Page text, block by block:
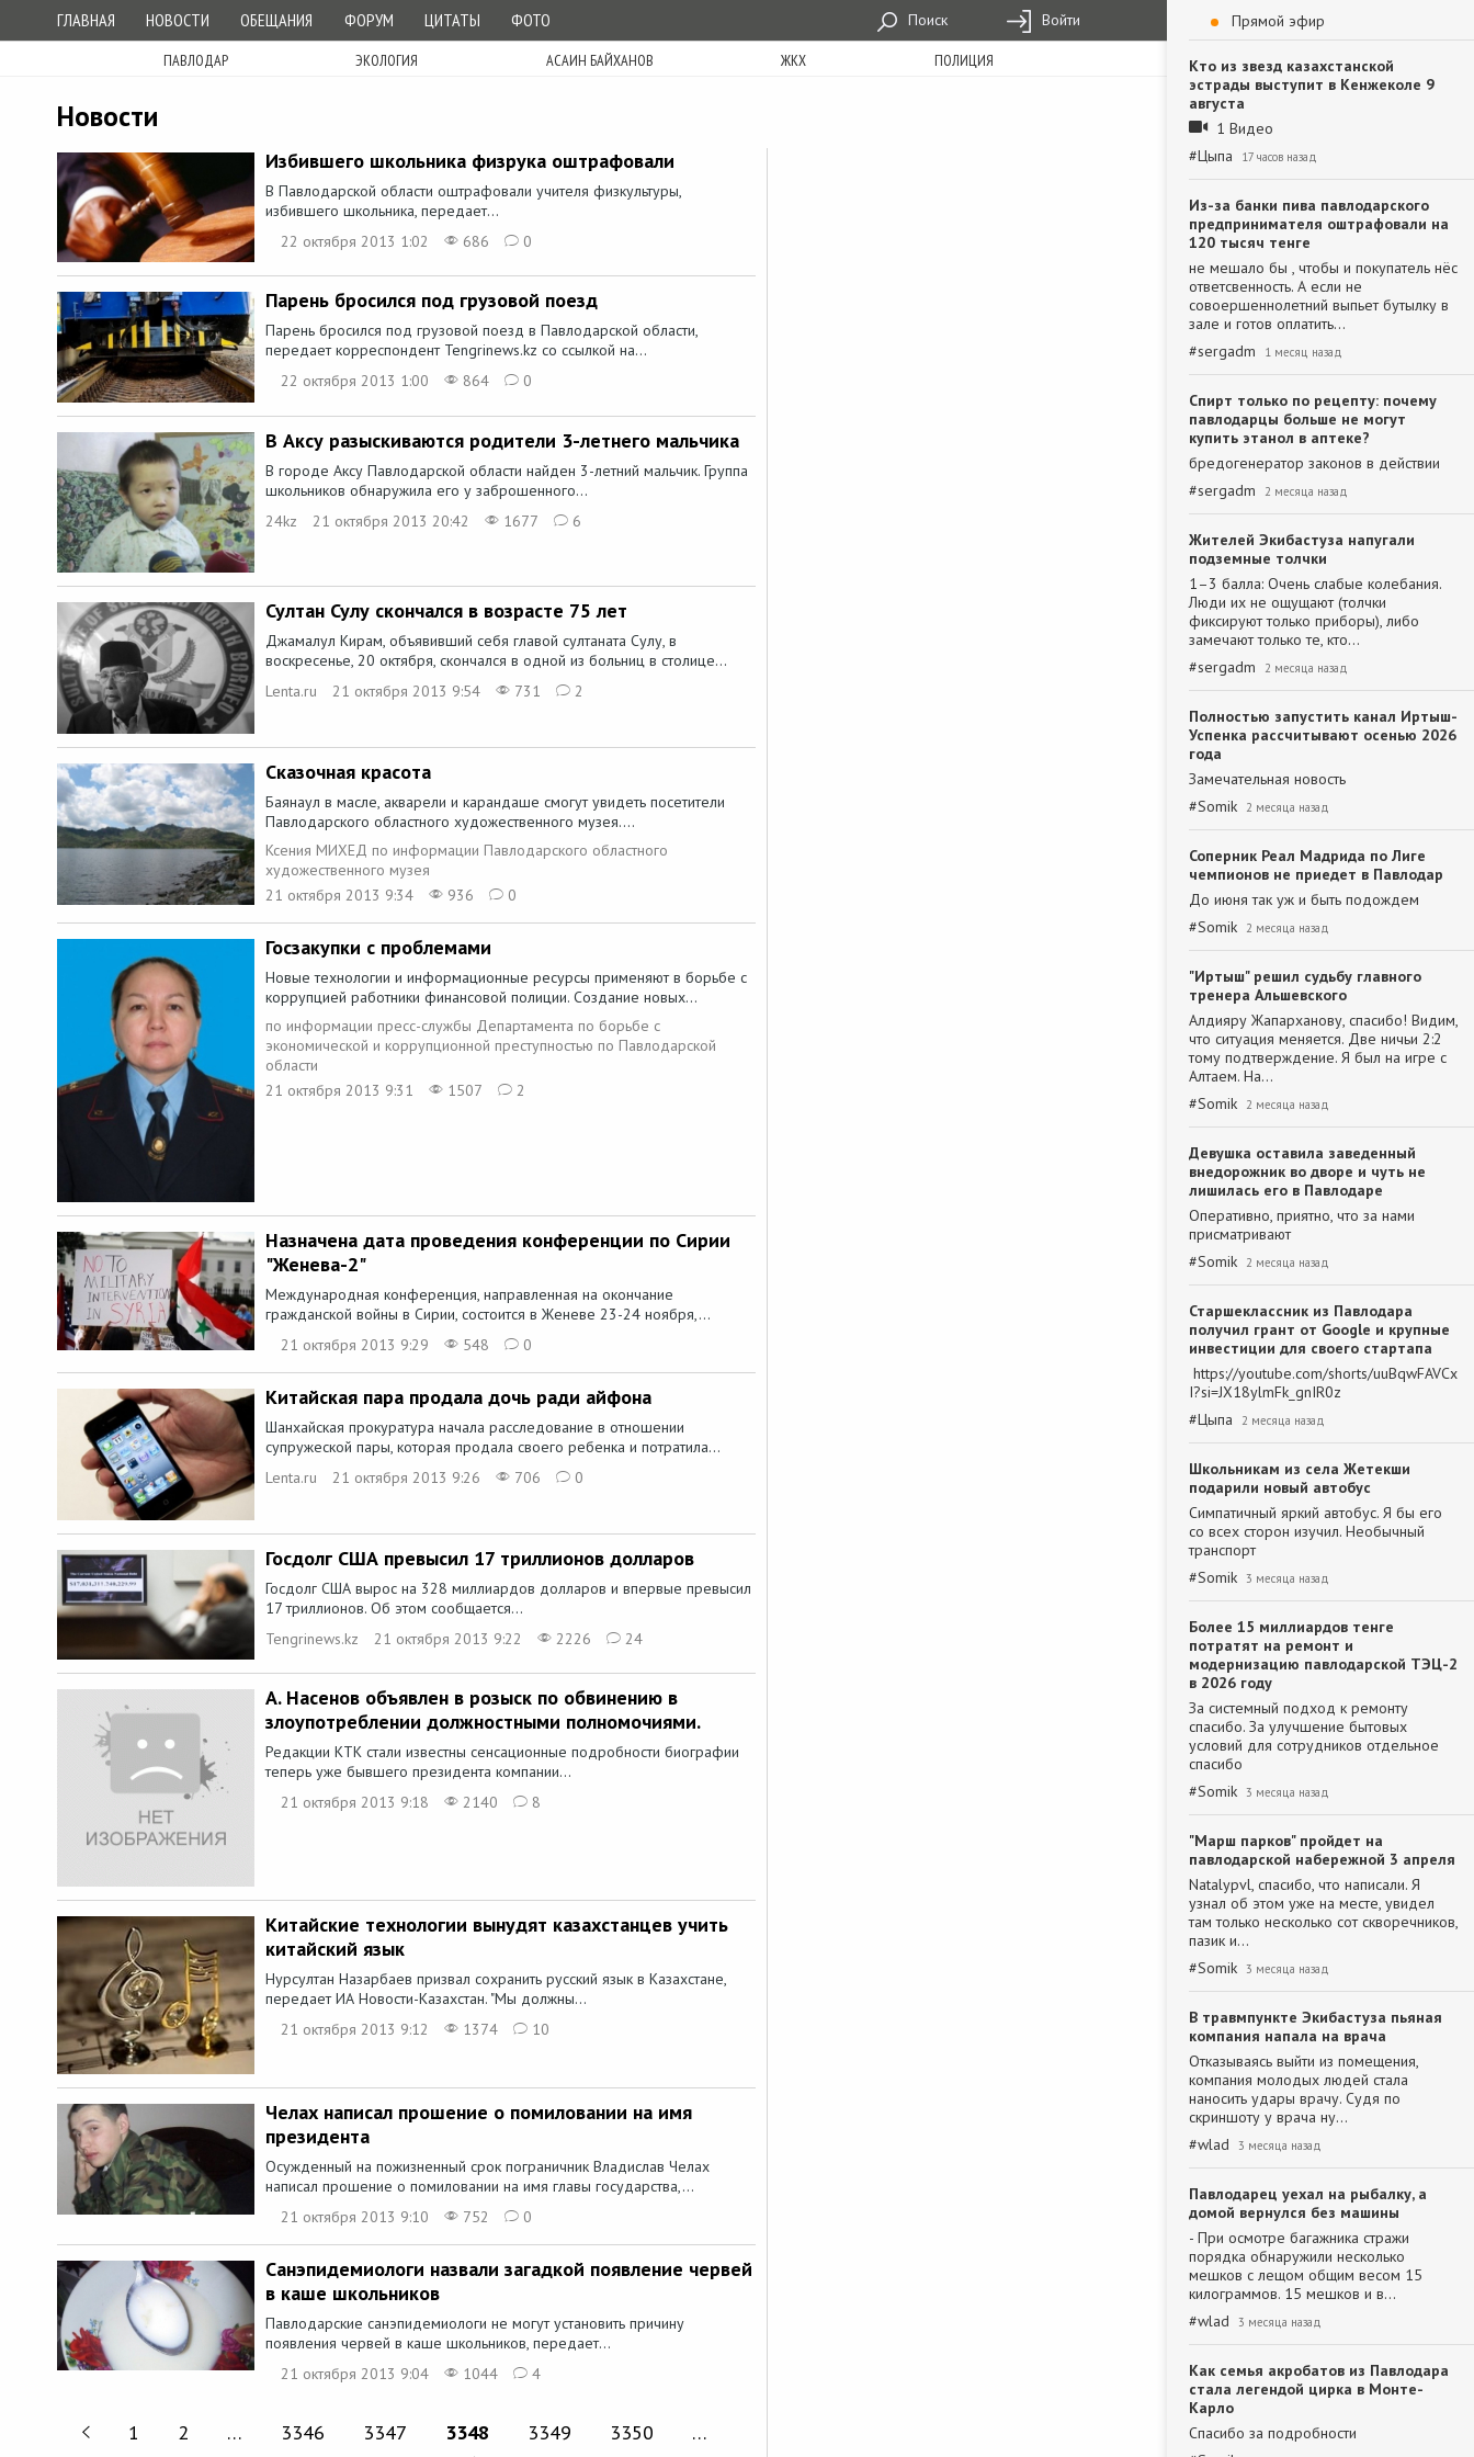
ГЛАВНАЯ НОВОСТИ ОБЕЩАНИЯ ФОРУМ ЦИТАТЫ ФОТО Поиск Войти
ПАВЛОДАР ЭКОЛОГИЯ АСАИН БАЙХАНОВ ЖКХ ПОЛИЦИЯ
Новости
Избившего школьника физрука оштрафовали
В Павлодарской области оштрафовали учителя физкультуры,
избившего школьника, передает...
22 октября 2013 1:02
686 0
Парень бросился под грузовой поезд
Парень бросился под грузовой поезд в Павлодарской области,
передает корреспондент Tengrinews.kz со ссылкой на...
22 октября 2013 1:00
864 0
В Аксу разыскиваются родители 3-летнего мальчика
В городе Аксу Павлодарской области найден 3-летний мальчик. Группа
школьников обнаружила его у заброшенного...
24kz
21 октября 2013 20:42 1677 6
Султан Сулу скончался в возрасте 75 лет
Джамалул Кирам, объявивший себя главой султаната Сулу, в
воскресенье, 20 октября, скончался в одной из больниц в столице...
Lenta.ru
21 октября 2013 9:54 731 2
Сказочная красота
Баянаул в масле, акварели и карандаше смогут увидеть посетители
Павлодарского областного художественного музея....
Ксения МИХЕД по информации Павлодарского областного
художественного музея
21 октября 2013 9:34
936 0
Госзакупки с проблемами
Новые технологии и информационные ресурсы применяют в борьбе с
коррупцией работники финансовой полиции. Создание новых...
по информации пресс-службы Департамента по борьбе с
экономической и коррупционной преступностью по Павлодарской
области
21 октября 2013 9:31
1507 2
Назначена дата проведения конференции по Сирии
"Женева-2"
Международная конференция, направленная на окончание
гражданской войны в Сирии, состоится в Женеве 23-24 ноября,...
21 октября 2013 9:29
548 0
Китайская пара продала дочь ради айфона
Шанхайская прокуратура начала расследование в отношении
супружеской пары, которая продала своего ребенка и потратила...
Lenta.ru
21 октября 2013 9:26 706 0
Госдолг США превысил 17 триллионов долларов
Госдолг США вырос на 328 миллиардов долларов и впервые превысил
17 триллионов. Об этом сообщается...
Tengrinews.kz
21 октября 2013 9:22 2226 24
А. Насенов объявлен в розыск по обвинению в
злоупотреблении должностными полномочиями.
Редакции КТК стали известны сенсационные подробности биографии
теперь уже бывшего президента компании...
21 октября 2013 9:18
2140 8
Китайские технологии вынудят казахстанцев учить
китайский язык
Нурсултан Назарбаев призвал сохранить русский язык в Казахстане,
передает ИА Новости-Казахстан. "Мы должны...
21 октября 2013 9:12
1374 10
Челах написал прошение о помиловании на имя
президента
Осужденный на пожизненный срок пограничник Владислав Челах
написал прошение о помиловании на имя главы государства,...
21 октября 2013 9:10
752 0
Санэпидемиологи назвали загадкой появление червей
в каше школьников
Павлодарские санэпидемиологи не могут установить причину
появления червей в каше школьников, передает...
21 октября 2013 9:04
1044 4
1 2 … 3346 3347 3348 3349 3350
…
Прямой эфир
Кто из звезд казахстанской
эстрады выступит в Кенжеколе 9
августа
1 Видео
#Цыпа 17 часов назад
Из-за банки пива павлодарского
предпринимателя оштрафовали на
120 тысяч тенге
не мешало бы , чтобы и покупатель нёс
ответсвенность. А если не
совоершеннолетний выпьет бутылку в
зале и готов оплатить…
#sergadm 1 месяц назад
Спирт только по рецепту: почему
павлодарцы больше не могут
купить этанол в аптеке?
бредогенератор законов в действии
#sergadm 2 месяца назад
Жителей Экибастуза напугали
подземные толчки
1–3 балла: Очень слабые колебания.
Люди их не ощущают (толчки
фиксируют только приборы), либо
замечают только те, кто…
#sergadm 2 месяца назад
Полностью запустить канал Иртыш-
Успенка рассчитывают осенью 2026
года
Замечательная новость
#Somik 2 месяца назад
Соперник Реал Мадрида по Лиге
чемпионов не приедет в Павлодар
До июня так уж и быть подождем
#Somik 2 месяца назад
"Иртыш" решил судьбу главного
тренера Альшевского
Алдияру Жапарханову, спасибо! Видим,
что ситуация меняется. Две ничьи 2:2
тому подтверждение. Я был на игре с
Алтаем. На…
#Somik 2 месяца назад
Девушка оставила заведенный
внедорожник во дворе и чуть не
лишилась его в Павлодаре
Оперативно, приятно, что за нами
присматривают
#Somik 2 месяца назад
Старшеклассник из Павлодара
получил грант от Google и крупные
инвестиции для своего стартапа
https://youtube.com/shorts/uuBqwFAVCx
I?si=JX18ylmFk_gnIR0z
#Цыпа 2 месяца назад
Школьникам из села Жетекши
подарили новый автобус
Симпатичный яркий автобус. Я бы его
со всех сторон изучил. Необычный
транспорт
#Somik 3 месяца назад
Более 15 миллиардов тенге
потратят на ремонт и
модернизацию павлодарской ТЭЦ-2
в 2026 году
За системный подход к ремонту
спасибо. За улучшение бытовых
условий для сотрудников отдельное
спасибо
#Somik 3 месяца назад
"Марш парков" пройдет на
павлодарской набережной 3 апреля
Natalypvl, спасибо, что написали. Я
узнал об этом уже на месте, увидел
там только несколько сот скворечников,
пазик и…
#Somik 3 месяца назад
В травмпункте Экибастуза пьяная
компания напала на врача
Отказываясь выйти из помещения,
компания молодых людей стала
наносить удары врачу. Судя по
скриншоту у врача ну…
#wlad 3 месяца назад
Павлодарец уехал на рыбалку, а
домой вернулся без машины
- При осмотре багажника стражи
порядка обнаружили несколько
мешков с лещом общим весом 15
килограммов. 15 мешков и в…
#wlad 3 месяца назад
Как семья акробатов из Павлодара
стала легендой цирка в Монте-
Карло
Спасибо за подробности